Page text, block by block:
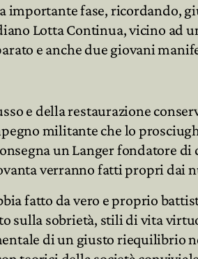
fase, ricordando,
Lotta Continua, vicino ad
e anche due giovani
e della restaurazione
militante che lo
un Langer fondatore
verranno fatti propri dai
fatto da vero e proprio
sulla sobrietà, stili di vita
di un giusto riequilibrio